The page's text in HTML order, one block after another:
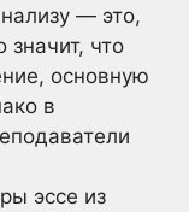
— это,
значит, что
основную
в
эссе из